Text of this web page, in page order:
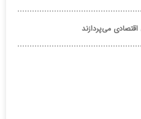
اقتصادی می‌پردازند